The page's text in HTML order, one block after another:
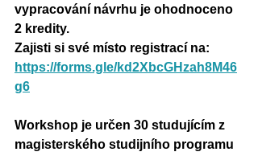
vypracování návrhu je ohodnoceno
2 kredity.
Zajisti si své místo registrací na:
https://forms.gle/kd2XbcGHzah8M46
g6
Workshop je určen 30 studujícím z
magisterského studijního programu